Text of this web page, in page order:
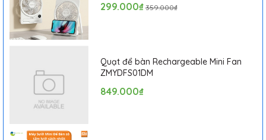
299.000₫ 359.000₫
Quạt để bàn Rechargeable Mini Fan
ZMYDFS01DM
849.000₫